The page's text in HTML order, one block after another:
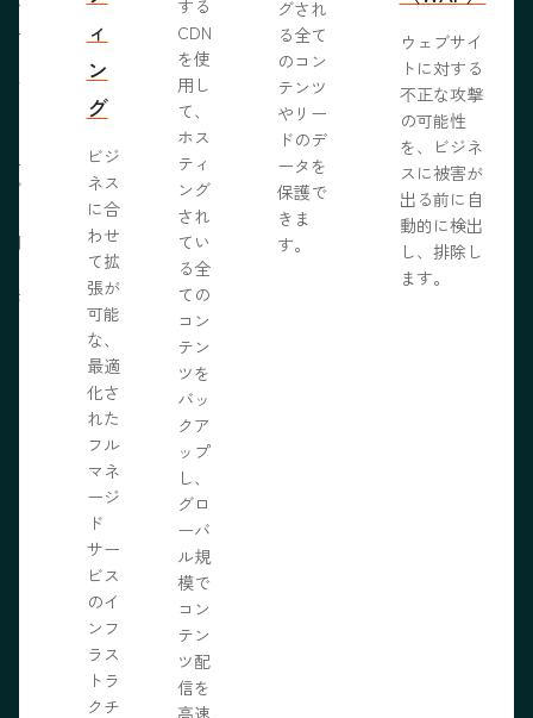
ル
ル
ブ
ィ
ン
グ
ビジ
ネス
に合
わせ
て拡
張が
可能
な、
最適
化さ
れた
フル
マネ
ージ
ド
サー
ビス
のイ
ンフ
ラス
トラ
クチ
する
CDN
を使
用し
て、
ホス
ティ
ング
され
てい
る全
ての
コン
テン
ツを
バッ
クア
ップ
し、
グロ
ーバ
ル規
模で
コン
テン
ツ配
信を
グされ
る全て
のコン
テンツ
やリー
ドのデ
ータを
保護で
きま
す。
ウェブサイ
トに対する
不正な攻撃
の可能性
を、ビジネ
スに被害が
出る前に自
動的に検出
し、排除し
ます。